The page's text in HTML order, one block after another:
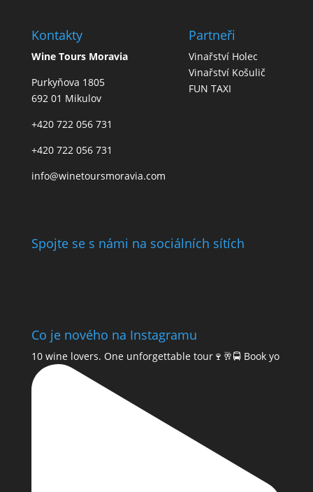
Kontakty
Wine Tours Moravia
Purkyňova 1805
692 01 Mikulov
+420 722 056 731
+420 722 056 731
info@winetoursmoravia.com
Partneři
Vinařství Holec
Vinařství Košulič
FUN TAXI
Spojte se s námi na sociálních sítích
Co je nového na Instagramu
10 wine lovers. One unforgettable tour🍷🥂🚍 Book yo